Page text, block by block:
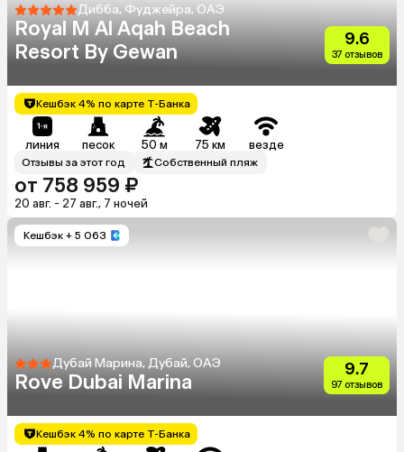
Дибба, Фуджейра, ОАЭ
Royal M Al Aqah Beach
Resort By Gewan
9.6
37 отзывов
Кешбэк 4% по карте Т-Банка
линия песок 50 м 75 км везде
Отзывы за этот год Собственный пляж
от 758 959 ₽
20 авг. - 27 авг., 7 ночей
Кешбэк + 5 063
Дубай Марина, Дубай, ОАЭ
Rove Dubai Marina
9.7
97 отзывов
Кешбэк 4% по карте Т-Банка